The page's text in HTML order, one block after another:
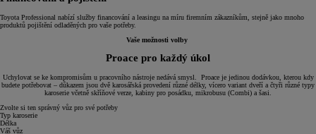
Toyota Professional nabízí služby financování a leasingu na míru firemním zákazníkům, stejně jako mnoho
produktů pojištění odladěných pro vaše potřeby.
Vaše možnosti volby
Proace pro každý úkol
Uchylovat se ke kompromisům u pracovního nástroje nedává smysl. Proace je jedinou dodávkou, kterou kdy
budete potřebovat – důkazem jsou dvě karosářská provedení různé délky, vícero variant dveří a čtyři různé typy
karoserie včetně skříňové verze, kabiny pro posádku, mikrobusu (Combi) a šasi.
Zvolte si ten správný vůz pro své potřeby
Typ karoserie
Délka
Váš vůz